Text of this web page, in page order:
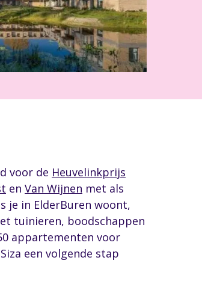
voor de Heuvelinkprijs
en Van Wijnen met als
je in ElderBuren woont,
tuinieren, boodschappen
appartementen voor
een volgende stap